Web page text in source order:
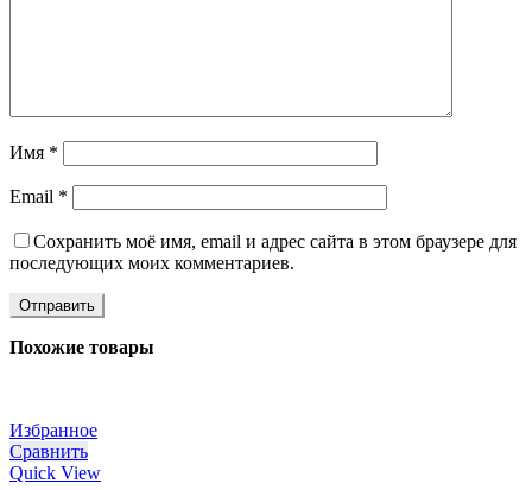
Имя *
Email *
Сохранить моё имя, email и адрес сайта в этом браузере для
последующих моих комментариев.
Похожие товары
Избранное
Сравнить
Quick View